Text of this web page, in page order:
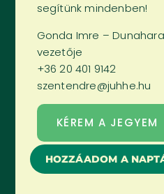
segítünk mindenben!
Gonda Imre –
vezetője
+36 20 401 9142
szentendre@juhhe.hu
KÉREM A JEGYEM
HOZZÁADOM A